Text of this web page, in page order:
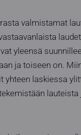
valmistamat
yleensä
ja toiseen on.
laskiessa
lauteista